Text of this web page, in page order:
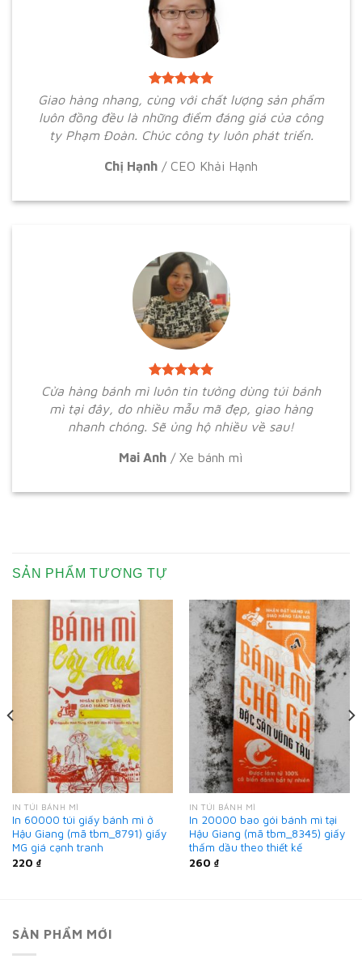
Giao hàng nhang, cùng với chất lượng sản phẩm
luôn đồng đều là những điểm đáng giá của công
ty Phạm Đoàn. Chúc công ty luôn phát triển.
Chị Hạnh / CEO Khải Hạnh
Cửa hàng bánh mì luôn tin tưởng dùng túi bánh
mì tại đây, do nhiều mẫu mã đẹp, giao hàng
nhanh chóng. Sẽ ủng hộ nhiều về sau!
Mai Anh / Xe bánh mì
SẢN PHẨM TƯƠNG TỰ
IN TÚI BÁNH MÌ
In 60000 túi giấy bánh mì ở
Hậu Giang (mã tbm_8791) giấy
MG giá cạnh tranh
220 ₫
IN TÚI BÁNH MÌ
In 20000 bao gói bánh mì tại
Hậu Giang (mã tbm_8345) giấy
thấm dầu theo thiết kế
260 ₫
SẢN PHẨM MỚI